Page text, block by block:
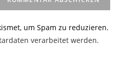
um Spam zu reduzieren.
verarbeitet werden.